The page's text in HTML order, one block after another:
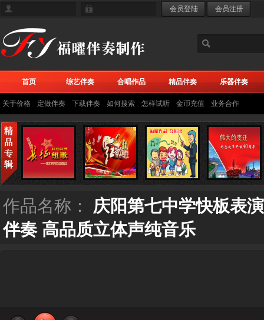
首页 综艺伴奏 合唱作品 精品伴奏 乐器伴奏
关于价格 定做伴奏 下载伴奏 如何搜索 怎样试听 金币充值 业务合作
作品名称： 庆阳第七中学快板表
伴奏 高品质立体声纯音乐